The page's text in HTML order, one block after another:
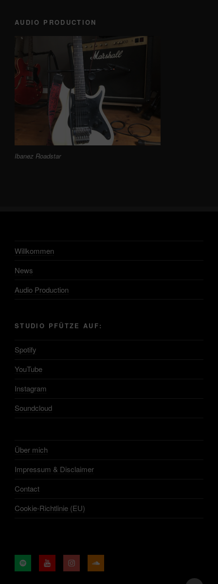
AUDIO PRODUCTION
Ibanez Roadstar
Willkommen
News
Audio Production
STUDIO PFÜTZE AUF:
Spotify
YouTube
Instagram
Soundcloud
Über mich
Impressum & Disclaimer
Contact
Cookie-Richtlinie (EU)
Spotify YouTubeInstagramSoundcloud